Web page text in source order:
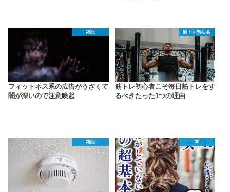
雑記
フィットネス系の広告がうざくて
闇が深いので注意喚起
筋トレ初心者
筋トレ初心者こそ毎日筋トレをす
るべきたった1つの理由
雑記 本